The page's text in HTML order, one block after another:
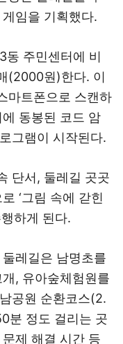
임을 기획했다.
동 주민센터에 비
(2000원)한다. 이
마트폰으로 스캔하
동봉된 코드 암
그램이 시작된다.
단서, 둘레길 곳곳
‘그림 속에 갇힌
하게 된다.
레길은 남명초를
, 유아숲체험원를
공원 순환코스(2.
분 정도 걸리는 곳
제 해결 시간 등